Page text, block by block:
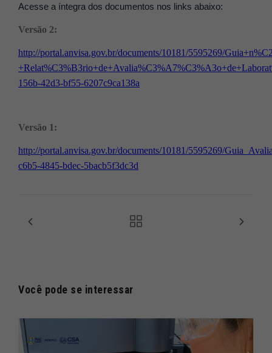
Acesse a íntegra dos documentos nos links abaixo:
Versão 2:
http://portal.anvisa.gov.br/documents/10181/5595269/
156b-42d3-bf55-6207c9ca138a
Versão 1:
http://portal.anvisa.gov.br/documents/10181/5595269/
c6b5-4845-bdec-5bacb5f3dc3d
Você pode se interessar